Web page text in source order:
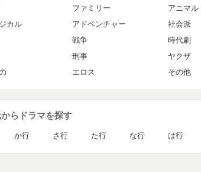
ファミリー アニマル
カル
アドベンチャー 社会派
戦争 時代劇
刑事 ヤクザ
エロス その他
らドラマを探す
か行 さ行 た行 な行 は行